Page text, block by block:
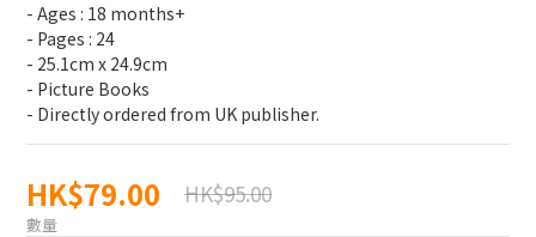
- Ages : 18 months+
- Pages : 24
- 25.1cm x 24.9cm
- Picture Books
- Directly ordered from UK publisher.
HK$79.00 HK$95.00
數量